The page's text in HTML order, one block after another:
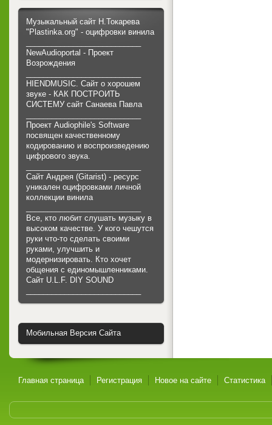
Музыкальный сайт Н.Токарева
"Plastinka.org" - оцифровки винила
NewAudioportal - Проект
Возрождения
HIENDMUSIC. Сайт о хорошем
звуке - КАК ПОСТРОИТЬ
СИСТЕМУ сайт Санаева Павла
Проект Audiophile's Software
посвящен качественному
кодированию и воспроизведению
цифрового звука.
Сайт Андрея (Gitarist) - ресурс
уникален оцифровками личной
коллекции винила
Все, кто любит слушать музыку в
высоком качестве. У кого чешутся
руки что-то сделать своими
руками, улучшить и
модернизировать. Кто хочет
общения с единомышленниками.
Cайт U.L.F. DIY SOUND
Мобильная Версия Сайта
Главная страница Регистрация Новое на сайте Статистика